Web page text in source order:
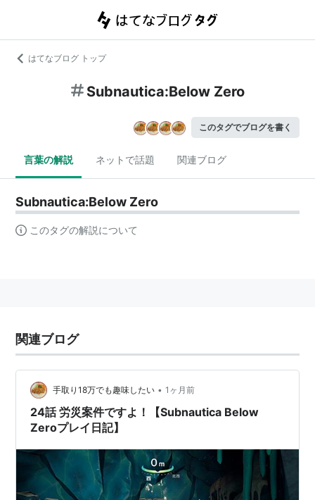
はてなブログ トップ
Subnautica:Below Zero
このタグでブログを書く
言葉の解説 ネットで話題 関連ブログ
Subnautica:Below Zero
このタグの解説について
関連ブログ
手取り18万でも趣味したい • 1ヶ月前
24話 労災案件ですよ！【Subnautica Below
Zeroプレイ日記】